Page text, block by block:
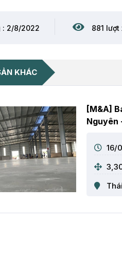
: 2/8/2022 881 lượt
KHÁC
[M&A]
Nguyên
16/